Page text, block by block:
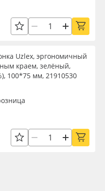
Uzlex, эргономичный
краем, зелёный,
100*75 мм, 21910530